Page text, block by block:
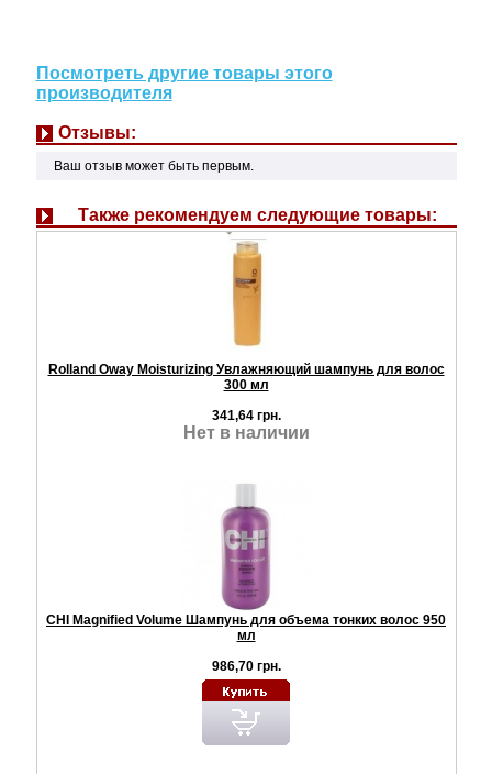
Посмотреть другие товары этого
производителя
Отзывы:
Ваш отзыв может быть первым.
Также рекомендуем следующие товары:
Rolland Oway Moisturizing Увлажняющий шампунь для волос
300 мл
341,64 грн.
Нет в наличии
CHI Magnified Volume Шампунь для объема тонких волос 950
мл
986,70 грн.